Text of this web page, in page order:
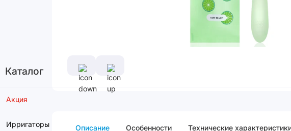
Каталог
Акция
Ирригаторы Описание Особенности Технические